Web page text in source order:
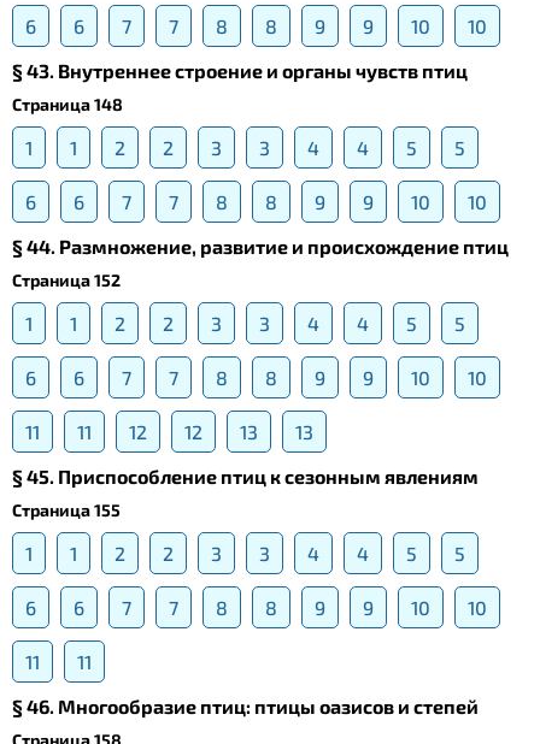
6 6 7 7 8 8 9 9 10
10
§ 43. Внутреннее строение и органы чувств птиц
Страница 148
1 1 2 2 3 3 4 4 5 5
6 6 7 7 8 8 9 9 10
10
§ 44. Размножение, развитие и происхождение птиц
Страница 152
1 1 2 2 3 3 4 4 5 5
6 6 7 7 8 8 9 9 10 10
11 11 12 12 13
13
§ 45. Приспособление птиц к сезонным явлениям
Страница 155
1 1 2 2 3 3 4 4 5 5
6 6 7 7 8 8 9 9 10 10
11
11
§ 46. Многообразие птиц: птицы оазисов и степей